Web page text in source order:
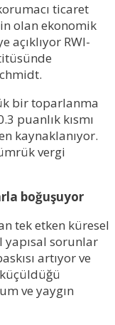
ticaret
olan ekonomik
RWI-
bir toparlanma
puanlık kısmı
kaynaklanıyor.
vergi
boğuşuyor
tek etken küresel
yapısal sorunlar
artıyor ve
ve yaygın